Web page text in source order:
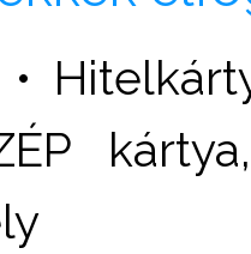
•